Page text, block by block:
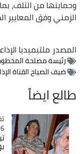
وحمايتها من التلف،
الزمني وفق المعايير
المصدرملتيميديا الإذاعة
رئيسة مصلحة
ضيف الصباح القناة
طالع ايضاً